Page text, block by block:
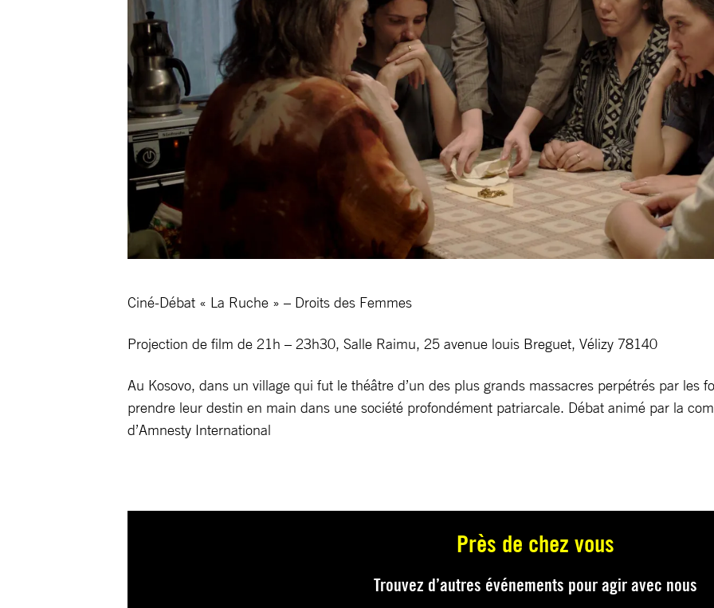
Ciné-Débat « La Ruche » – Droits des Femmes
Projection de film de 21h – 23h30, Salle Raimu, 25 avenue louis Breguet, Vélizy 78140
Au Kosovo, dans un village qui fut le théâtre d’un des plus grands massacres perpétrés par les
prendre leur destin en main dans une société profondément patriarcale. Débat animé par la
d’Amnesty International
Près de chez vous
Trouvez d’autres événements pour agir avec nous